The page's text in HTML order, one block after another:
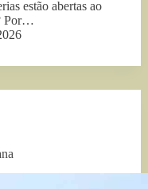
estão abertas ao
Por…